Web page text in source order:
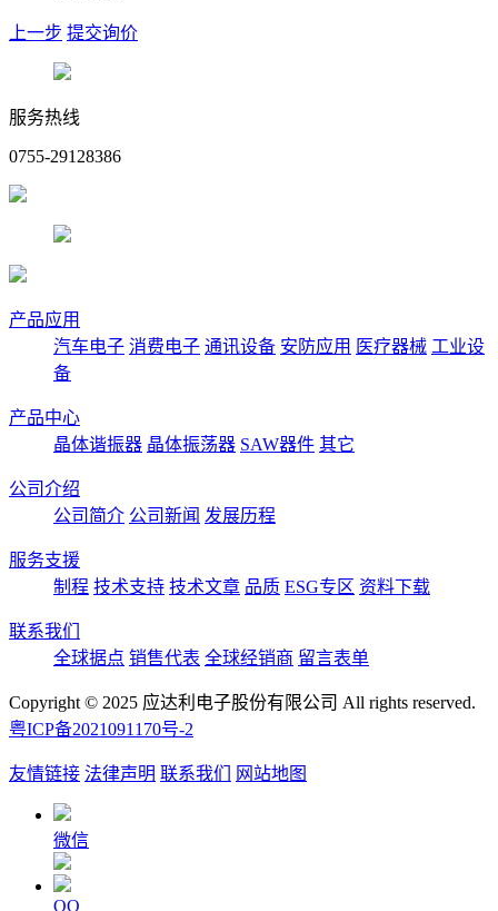
上一步 提交询价
服务热线
0755-29128386
产品应用
汽车电子 消费电子 通讯设备 安防应用 医疗器械 工业设
备
产品中心
晶体谐振器 晶体振荡器 SAW器件 其它
公司介绍
公司简介 公司新闻 发展历程
服务支援
制程 技术支持 技术文章 品质 ESG专区 资料下载
联系我们
全球据点 销售代表 全球经销商 留言表单
Copyright © 2025 应达利电子股份有限公司 All rights reserved.
粤ICP备2021091170号-2
友情链接 法律声明 联系我们 网站地图
微信
QQ